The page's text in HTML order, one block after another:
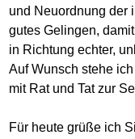
und Neuordnung der
gutes Gelingen,
in Richtung echter,
Auf Wunsch stehe
mit Rat und Tat zur
Für heute grüße ich